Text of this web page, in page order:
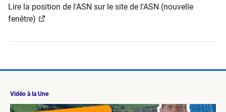
Lire la position de l'ASN sur le site de l'ASN (nouvelle
fenêtre)
Vidéo à la Une